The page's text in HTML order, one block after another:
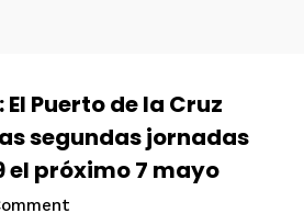
El Puerto de la Cruz
segundas jornadas
el próximo 7 mayo